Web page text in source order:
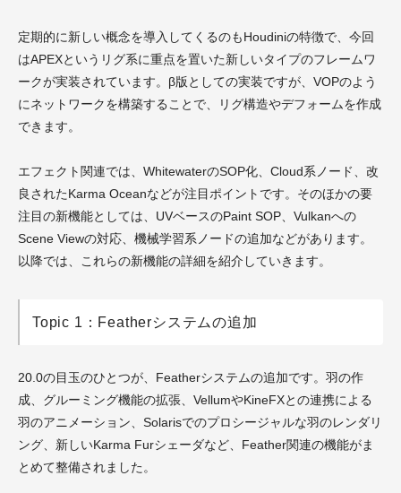
定期的に新しい概念を導入してくるのもHoudiniの特徴で、今回
はAPEXというリグ系に重点を置いた新しいタイプのフレームワ
ークが実装されています。β版としての実装ですが、VOPのよう
にネットワークを構築することで、リグ構造やデフォームを作成
できます。
エフェクト関連では、WhitewaterのSOP化、Cloud系ノード、改
良されたKarma Oceanなどが注目ポイントです。そのほかの要
注目の新機能としては、UVベースのPaint SOP、Vulkanへの
Scene Viewの対応、機械学習系ノードの追加などがあります。
以降では、これらの新機能の詳細を紹介していきます。
Topic 1：Featherシステムの追加
20.0の目玉のひとつが、Featherシステムの追加です。羽の作
成、グルーミング機能の拡張、VellumやKineFXとの連携による
羽のアニメーション、Solarisでのプロシージャルな羽のレンダリ
ング、新しいKarma Furシェーダなど、Feather関連の機能がま
とめて整備されました。